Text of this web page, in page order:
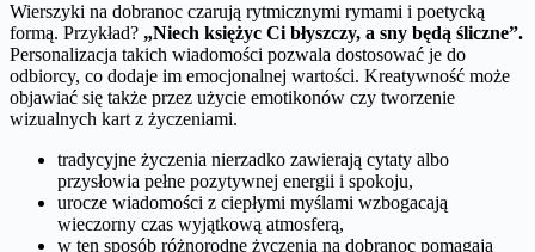
Wierszyki na dobranoc czarują rytmicznymi rymami i poetycką
formą. Przykład? „Niech księżyc Ci błyszczy, a sny będą śliczne”.
Personalizacja takich wiadomości pozwala dostosować je do
odbiorcy, co dodaje im emocjonalnej wartości. Kreatywność może
objawiać się także przez użycie emotikonów czy tworzenie
wizualnych kart z życzeniami.
tradycyjne życzenia nierzadko zawierają cytaty albo
przysłowia pełne pozytywnej energii i spokoju,
urocze wiadomości z ciepłymi myślami wzbogacają
wieczorny czas wyjątkową atmosferą,
w ten sposób różnorodne życzenia na dobranoc pomagają